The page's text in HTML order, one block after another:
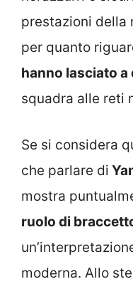
prestazioni della
per quanto
hanno lasciato a
squadra alle reti
Se si considera
che parlare di
mostra
ruolo di
moderna. Allo